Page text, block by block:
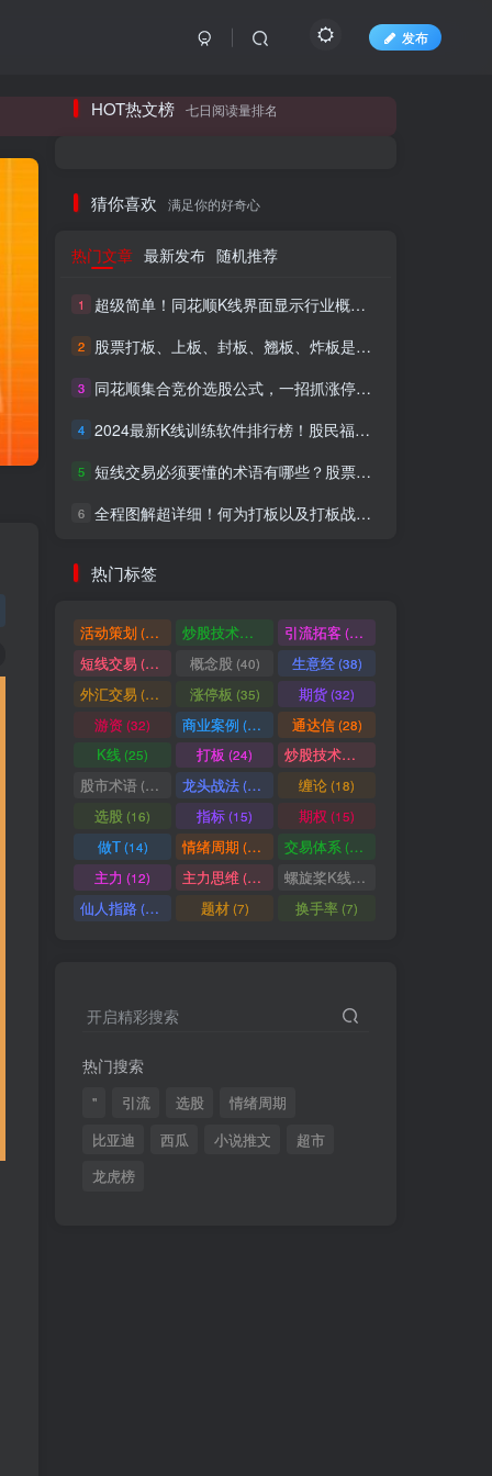
发布
新各大精品创业项目！
新各大精品创业项目！
HOT热文榜 七日阅读量排名
猜你喜欢 满足你的好奇心
热门文章 最新发布 随机推荐
1 超级简单！同花顺K线界面显示行业概念指标代码图解
2 股票打板、上板、封板、翘板、炸板是什么意思？炒股你必须懂的暗语！
3 同花顺集合竞价选股公式，一招抓涨停让你秒变打板高手！
4 2024最新K线训练软件排行榜！股民福利，十款专业分析工具全揭秘！
5 短线交易必须要懂的术语有哪些？股票分时水上、水下是什么意思？
6 全程图解超详细！何为打板以及打板战法的精髓
热门标签
活动策划(49) 炒股技术指标 (48)引流拓客(46)
短线交易(40) 概念股(40) 生意经(38)
外汇交易(37) 涨停板 (35) 期货(32)
游资 (32) 商业案例 (30) 通达信(28)
K线(25) 打板 (24) 炒股技术形态
股市术语 (21) 龙头战法(20) 缠论(18)
选股 (16) 指标(15) 期权 (15)
做T(14) 情绪周期 (14) 交易体系(12)
主力 (12) 主力思维(12) 螺旋桨K线
(11)
仙人指路(10) 题材(7) 换手率 (7)
开启精彩搜索
热门搜索
" 引流 选股
情绪周期
比亚迪
西瓜 小说推文
超市
龙虎榜
登录 注册
七日阅读量排名
满足你的好奇心
热门文章 最新发布 随机推荐
2 股票打板、上板、封板、翘板、炸板是什么意思？炒股你必须懂的暗语！
短线交易必须要懂的术语有哪些？股票分时水上、水下是什么意思？
6 全程图解超详细！何为打板以及打板战法的精髓